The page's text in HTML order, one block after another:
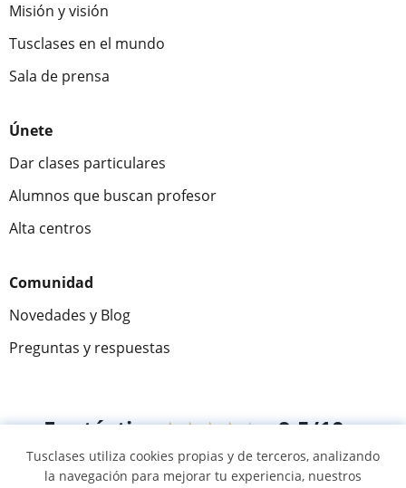
Misión y visión
Tusclases en el mundo
Sala de prensa
Únete
Dar clases particulares
Alumnos que buscan profesor
Alta centros
Comunidad
Novedades y Blog
Preguntas y respuestas
Fantástica★★★★★ 9,5/10
305883 opiniones de alumnos
Tusclases utiliza cookies propias y de terceros, analizando
la navegación para mejorar tu experiencia, nuestros